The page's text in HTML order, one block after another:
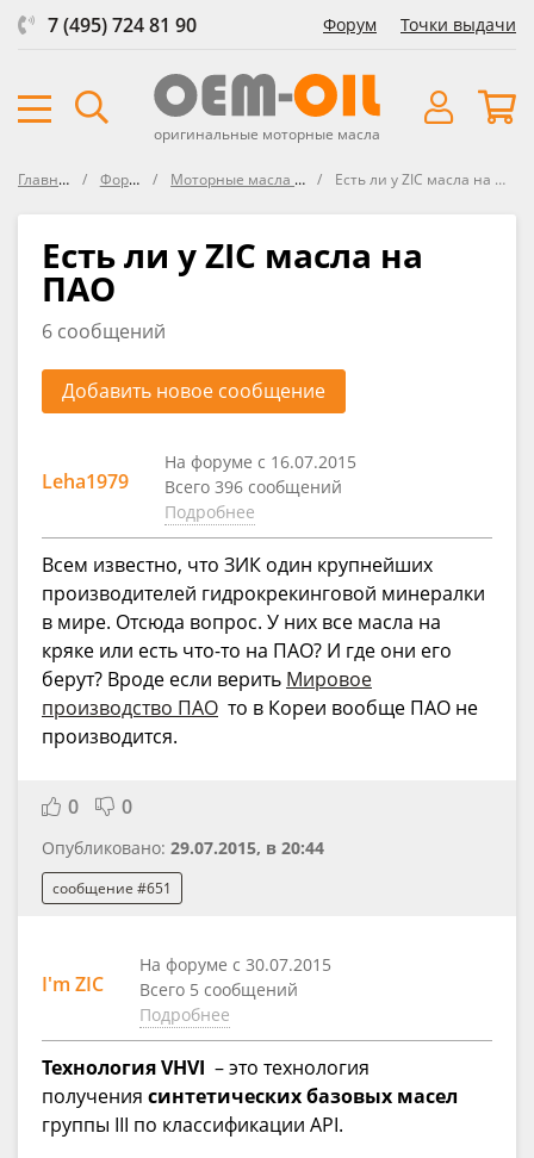
7 (495) 724 81 90 Форум Точки выдачи
оригинальные моторные масла
Главная Форум Моторные масла ZIC Есть ли у ZIC масла на ПАО
Есть ли у ZIC масла на
ПАО
6 сообщений
Добавить новое сообщение
Leha1979
На форуме с 16.07.2015
Всего 396 сообщений
Подробнее
Всем известно, что ЗИК один крупнейших
производителей гидрокрекинговой минералки
в мире. Отсюда вопрос. У них все масла на
кряке или есть что-то на ПАО? И где они его
берут? Вроде если верить Мировое
производство ПАО то в Кореи вообще ПАО не
производится.
0 0
Опубликовано: 29.07.2015, в 20:44
сообщение #651
I'm ZIC
На форуме с 30.07.2015
Всего 5 сообщений
Подробнее
Технология VHVI – это технология
получения синтетических базовых масел
группы III по классификации API.